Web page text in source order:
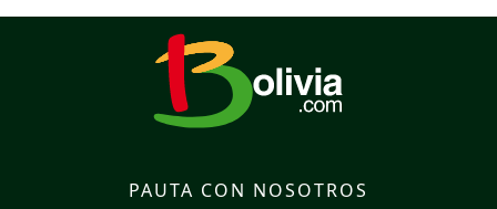
PAUTA CON NOSOTROS